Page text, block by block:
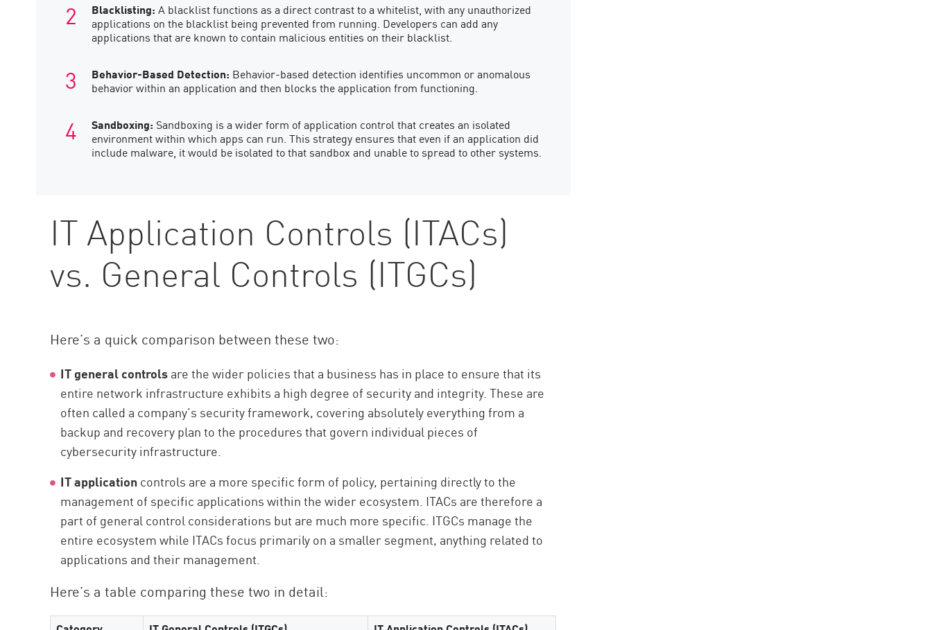
Blacklisting:A blacklist functions as a direct contrast to a whitelist, with any unauthorized
applications on the blacklist being prevented from running. Developers can add any
applications that are known to contain malicious entities on their blacklist.
Behavior-Based Detection: Behavior-based detection identifies uncommon or anomalous
behavior within an application and then blocks the application from functioning.
Sandboxing: Sandboxing is a wider form of application control that creates an isolated
environment within which apps can run. This strategy ensures that even if an application did
include malware, it would be isolated to that sandbox and unable to spread to other systems.
IT Application Controls (ITACs)
vs. General Controls (ITGCs)
Here’s a quick comparison between these two:
IT general controlsare the wider policies that a business has in place to ensure that its
entire network infrastructure exhibits a high degree of security and integrity. These are
often called a company’s security framework, covering absolutely everything from a
backup and recovery plan to the procedures that govern individual pieces of
cybersecurity infrastructure.
IT application controls are a more specific form of policy, pertaining directly to the
management of specific applications within the wider ecosystem. ITACs are therefore a
part of general control considerations but are much more specific. ITGCs manage the
entire ecosystem while ITACs focus primarily on a smaller segment, anything related to
applications and their management.
Here’s a table comparing these two in detail: